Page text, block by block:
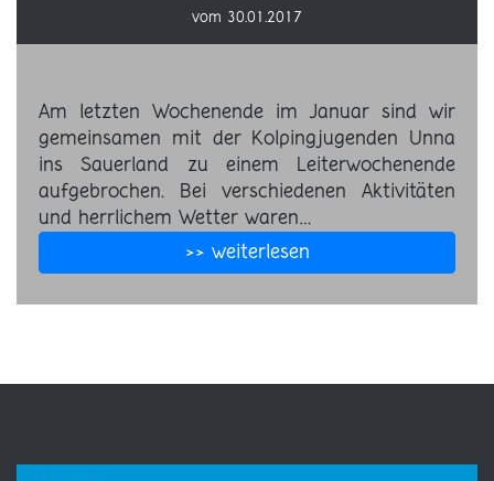
vom 30.01.2017
Am letzten Wochenende im Januar sind wir
gemeinsamen mit der Kolpingjugenden Unna
ins Sauerland zu einem Leiterwochenende
aufgebrochen. Bei verschiedenen Aktivitäten
und herrlichem Wetter waren…
>> weiterlesen